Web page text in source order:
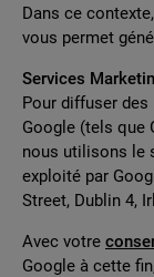
Dans ce
vous permet
Services
Pour diffuser
Google (tels que
nous utilisons le
exploité par
Street, Dublin 4,
Avec votre
Google à cette